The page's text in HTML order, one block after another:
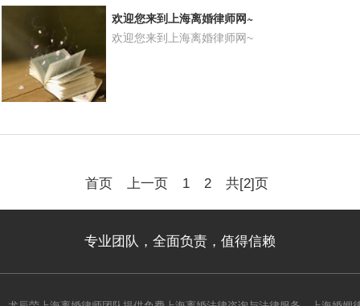
欢迎您来到上海离婚律师网~
欢迎您来到上海离婚律师网~
首页 上一页 1 2 共[2]页
专业团队，全面负责，值得信赖